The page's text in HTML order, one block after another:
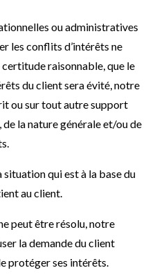
ou administratives
les conflits d’intérêts ne
raisonnable, que le
du client sera évité, notre
ou sur tout autre support
de la nature générale et/ou de
situation qui est à la base du
au client.
peut être résolu, notre
la demande du client
protéger ses intérêts.